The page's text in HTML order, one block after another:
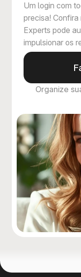
Um login com
precisa!
Experts pode
impulsionar os
Organize